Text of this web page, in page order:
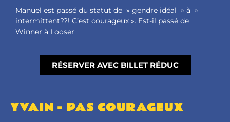
Manuel est passé du statut de » gendre idéal » à »
intermittent??! C’est courageux ». Est-il passé de
Winner à Looser
RÉSERVER AVEC BILLET RÉDUC
YVAIN - PAS COURAGEUX